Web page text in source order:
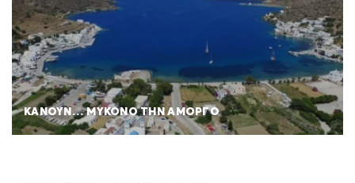
ΚΑΝΟΥΝ… ΜΥΚΟΝΟ ΤΗΝ ΑΜΟΡΓΟ